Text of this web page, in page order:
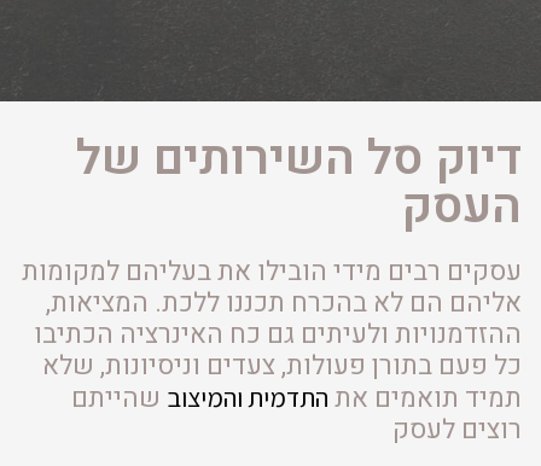
דיוק סל השירותים של
העסק
עסקים רבים מידי הובילו את בעליהם למקומות
אליהם הם לא בהכרח תכננו ללכת. המציאות,
ההזדמנויות ולעיתים גם כח האינרציה הכתיבו
כל פעם בתורן פעולות, צעדים וניסיונות, שלא
תמיד תואמים את התדמית והמיצוב שהייתם
רוצים לעסק